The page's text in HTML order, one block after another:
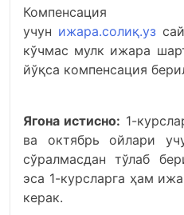
учун ижара.солиқ.уз
кўчмас мулк ижара
йўқса компенсация
Ягона истисно: 1-
ва октябрь ойлари
сўралмасдан тўлаб
эса 1-курсларга ҳам
керак.